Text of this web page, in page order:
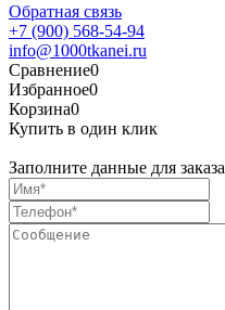
Обратная связь
+7 (900) 568-54-94
info@1000tkanei.ru
Сравнение0
Избранное0
Корзина0
Купить в один клик
Заполните данные для заказа